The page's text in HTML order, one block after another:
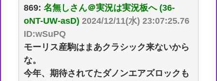
869:名無しさん＠実況は実況板へ (36-
oNT-UW-asD) 2024/12/11(水) 23:07:25.76
ID:wSuPQ
モーリス産駒はまあクラシック来ないから
な。
今年、期待されてたダノンエアズロックも